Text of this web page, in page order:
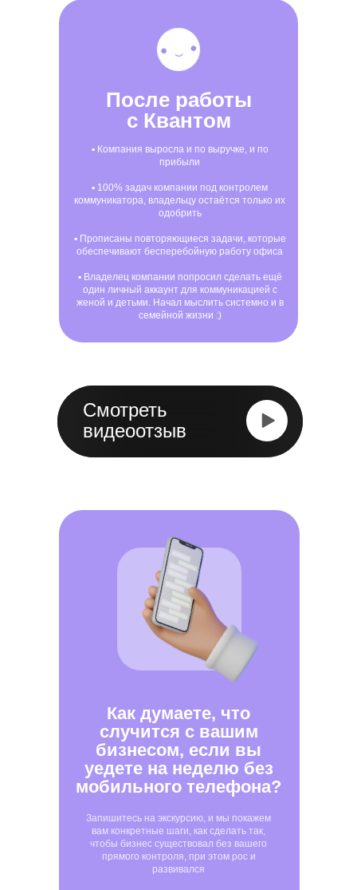
▪ Компания выросла и по выручке, и по
прибыли
▪ 100% задач компании под контролем
коммуникатора, владельцу остаётся только их
одобрить
▪ Прописаны повторяющиеся задачи, которые
обеспечивают бесперебойную работу офиса
▪ Владелец компании попросил сделать ещё
один личный аккаунт для коммуникацией с
женой и детьми. Начал мыслить системно и в
семейной жизни :)
После работы
с Квантом
Смотреть
видеоотзыв
Как думаете, что
случится с вашим
бизнесом, если вы
уедете на неделю без
мобильного телефона?
Запишитесь на экскурсию, и мы покажем
вам конкретные шаги, как сделать так,
чтобы бизнес существовал без вашего
прямого контроля, при этом рос и
развивался